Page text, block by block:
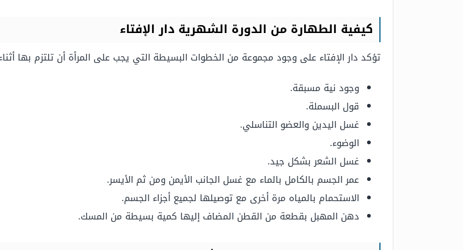
كيفية الطهارة من الدورة الشهرية دار الإفتاء
تؤكد دار الإفتاء على وجود مجموعة من الخطوات البسيطة التي يجب على المرأة أن تلتزم بها
وجود نية مسبقة.
قول البسملة.
غسل اليدين والعضو التناسلي.
الوضوء.
غسل الشعر بشكل جيد.
عمر الجسم بالكامل بالماء مع غسل الجانب الأيمن ومن ثم الأيسر.
الاستحمام بالمياه مرة أخرى مع توصيلها لجميع أجزاء الجسم.
دهن المهبل بقطعة من القطن المضاف إليها كمية بسيطة من المسك.